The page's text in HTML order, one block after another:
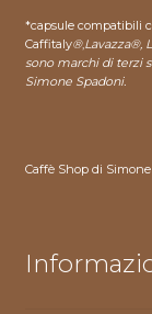
*capsule compatibili
Caffitaly®,Lavazza®,
sono marchi di terzi
Simone Spadoni.
Caffè Shop di Simone